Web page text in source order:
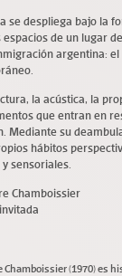
se despliega bajo la
de un lugar
argentina:
la acústica, la
que entran en
Mediante su
hábitos
sensoriales.
Chamboissier
Chamboissier (1970) es